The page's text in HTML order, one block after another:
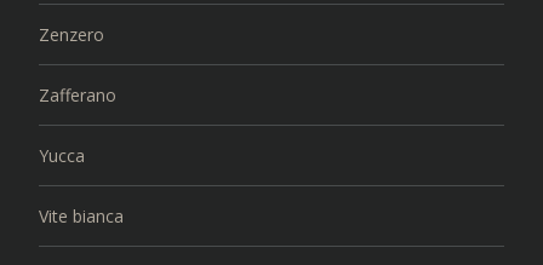
Zenzero
Zafferano
Yucca
Vite bianca